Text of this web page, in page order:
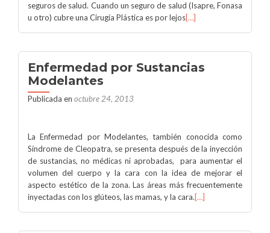
seguros de salud. Cuando un seguro de salud (Isapre, Fonasa
u otro) cubre una Cirugía Plástica es por lejos[…]
Enfermedad por Sustancias
Modelantes
Publicada en octubre 24, 2013
La Enfermedad por Modelantes, también conocida como
Síndrome de Cleopatra, se presenta después de la inyección
de sustancias, no médicas ni aprobadas, para aumentar el
volumen del cuerpo y la cara con la idea de mejorar el
aspecto estético de la zona. Las áreas más frecuentemente
inyectadas con los glúteos, las mamas, y la cara.[…]